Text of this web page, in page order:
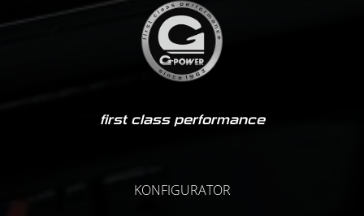
first class performance
KONFIGURATOR